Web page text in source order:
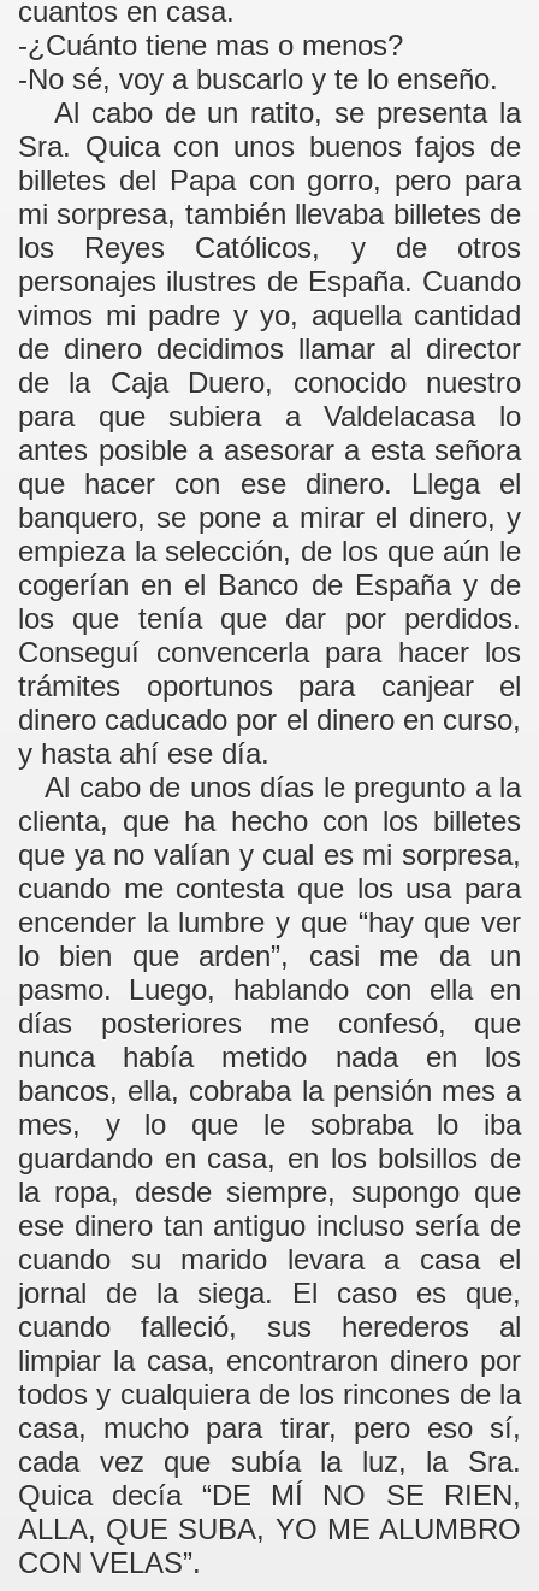
cuantos en casa.
-¿Cuánto tiene mas o menos?
-No sé, voy a buscarlo y te lo enseño.
Al cabo de un ratito, se presenta la
Sra. Quica con unos buenos fajos de
billetes del Papa con gorro, pero para
mi sorpresa, también llevaba billetes de
los Reyes Católicos, y de otros
personajes ilustres de España. Cuando
vimos mi padre y yo, aquella cantidad
de dinero decidimos llamar al director
de la Caja Duero, conocido nuestro
para que subiera a Valdelacasa lo
antes posible a asesorar a esta señora
que hacer con ese dinero. Llega el
banquero, se pone a mirar el dinero, y
empieza la selección, de los que aún le
cogerían en el Banco de España y de
los que tenía que dar por perdidos.
Conseguí convencerla para hacer los
trámites oportunos para canjear el
dinero caducado por el dinero en curso,
y hasta ahí ese día.
Al cabo de unos días le pregunto a la
clienta, que ha hecho con los billetes
que ya no valían y cual es mi sorpresa,
cuando me contesta que los usa para
encender la lumbre y que “hay que ver
lo bien que arden”, casi me da un
pasmo. Luego, hablando con ella en
días posteriores me confesó, que
nunca había metido nada en los
bancos, ella, cobraba la pensión mes a
mes, y lo que le sobraba lo iba
guardando en casa, en los bolsillos de
la ropa, desde siempre, supongo que
ese dinero tan antiguo incluso sería de
cuando su marido levara a casa el
jornal de la siega. El caso es que,
cuando falleció, sus herederos al
limpiar la casa, encontraron dinero por
todos y cualquiera de los rincones de la
casa, mucho para tirar, pero eso sí,
cada vez que subía la luz, la Sra.
Quica decía “DE MÍ NO SE RIEN,
ALLA, QUE SUBA, YO ME ALUMBRO
CON VELAS”.